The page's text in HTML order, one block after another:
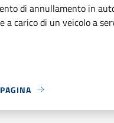
di annullamento in
a carico di un veicolo a